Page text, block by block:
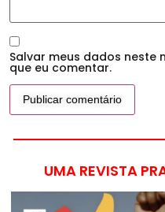
Salvar meus dados neste
que eu comentar.
UMA REVISTA